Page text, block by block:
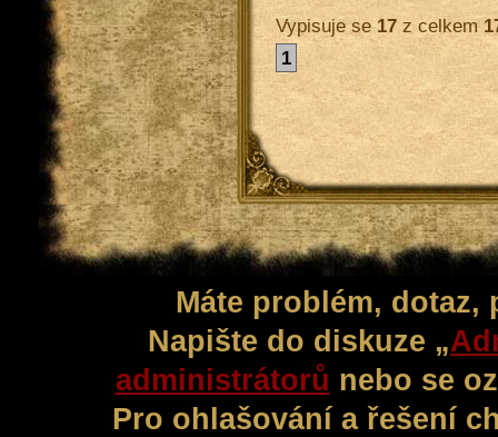
Vypisuje se17z celkem
1
Máte problém,
Napište do diskuze „
administrátorů nebo se
Pro ohlašování a řešení